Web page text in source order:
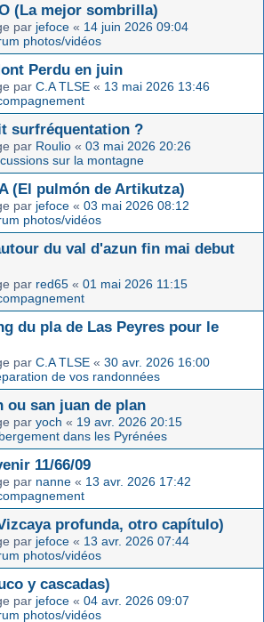
(La mejor sombrilla)
par jefoce « 14 juin 2026 09:04
photos/vidéos
Perdu en juin
par C.A TLSE « 13 mai 2026 13:46
surfréquentation ?
par Roulio « 03 mai 2026 20:26
sur la montagne
(El pulmón de Artikutza)
par jefoce « 03 mai 2026 08:12
photos/vidéos
du val d'azun fin mai debut
par red65 « 01 mai 2026 11:15
du pla de Las Peyres pour le
par C.A TLSE « 30 avr. 2026 16:00
de vos randonnées
ou san juan de plan
par yoch « 19 avr. 2026 20:15
dans les Pyrénées
11/66/09
par nanne « 13 avr. 2026 17:42
profunda, otro capítulo)
par jefoce « 13 avr. 2026 07:44
photos/vidéos
y cascadas)
par jefoce « 04 avr. 2026 09:07
photos/vidéos